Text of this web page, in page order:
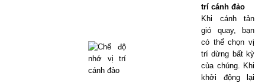
trí cánh đảo
Khi cánh tản
gió quay, bạn
có thể chọn vị
trí dừng bất kỳ
của chúng. Khi
khởi động lại